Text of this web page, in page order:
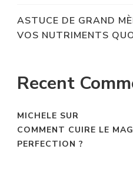
ASTUCE DE GRAND
VOS NUTRIMENTS
Recent
MICHELE SUR
COMMENT CUIRE LE
PERFECTION ?